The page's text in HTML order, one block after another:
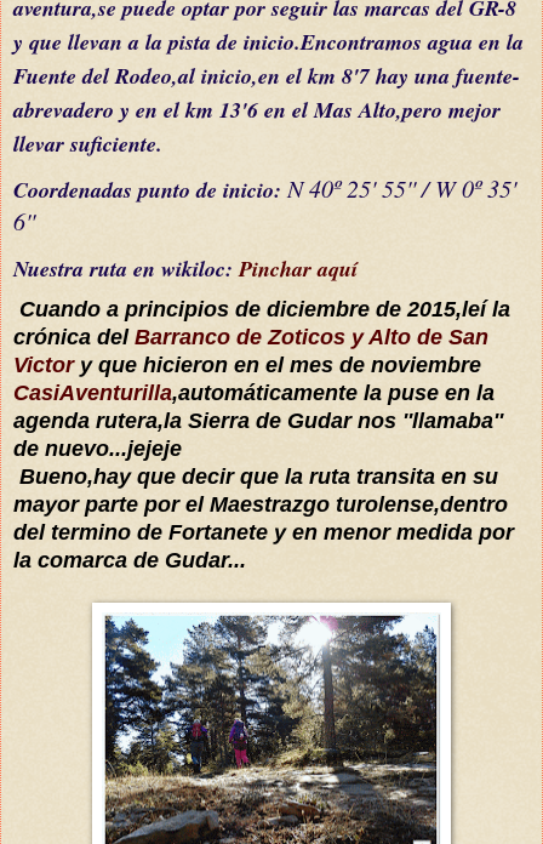
aventura,se puede optar por seguir las marcas del GR-8
y que llevan a la pista de inicio.Encontramos agua en la
Fuente del Rodeo,al inicio,en el km 8'7 hay una fuente-
abrevadero y en el km 13'6 en el Mas Alto,pero mejor
llevar suficiente.
Coordenadas punto de inicio:N 40º 25' 55'' / W 0º 35'
6''
Nuestra ruta en wikiloc:Pinchar aquí
Cuando a principios de diciembre de 2015,leí la
crónica del Barranco de Zoticos y Alto de San
Victory que hicieron en el mes de noviembre
CasiAventurilla,automáticamente la puse en la
agenda rutera,la Sierra de Gudar nos ''llamaba''
de nuevo...jejeje
Bueno,hay que decir que la ruta transita en su
mayor parte por el Maestrazgo turolense,dentro
del termino de Fortanete yen menor medida por
la comarca de Gudar...